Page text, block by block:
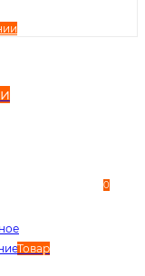
Товар
0